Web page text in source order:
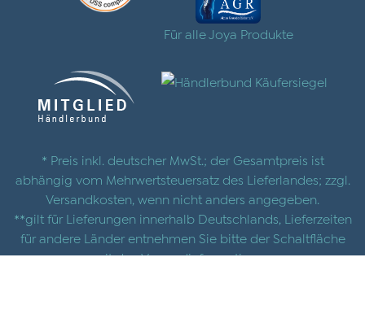
Für alle Joya Produkte
* Preis inkl. deutscher MwSt.; der Gesamtpreis ist
abhängig vom Mehrwertsteuersatz des Lieferlandes; zzgl.
Versandkosten , wenn nicht anders angegeben.
**gilt für Lieferungen innerhalb Deutschlands, Lieferzeiten
für andere Länder entnehmen Sie bitte der Schaltfläche
mit denVersandinformationen